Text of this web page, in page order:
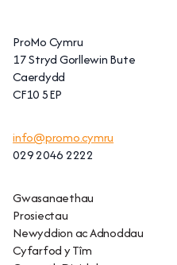
ProMo Cymru
17 Stryd Gorllewin Bute
Caerdydd
CF10 5EP
info@promo.cymru
029 2046 2222
Gwasanaethau
Prosiectau
Newyddion ac Adnoddau
Cyfarfod y Tîm